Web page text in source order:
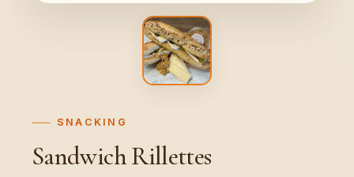
SNACKING
Sandwich Rillettes